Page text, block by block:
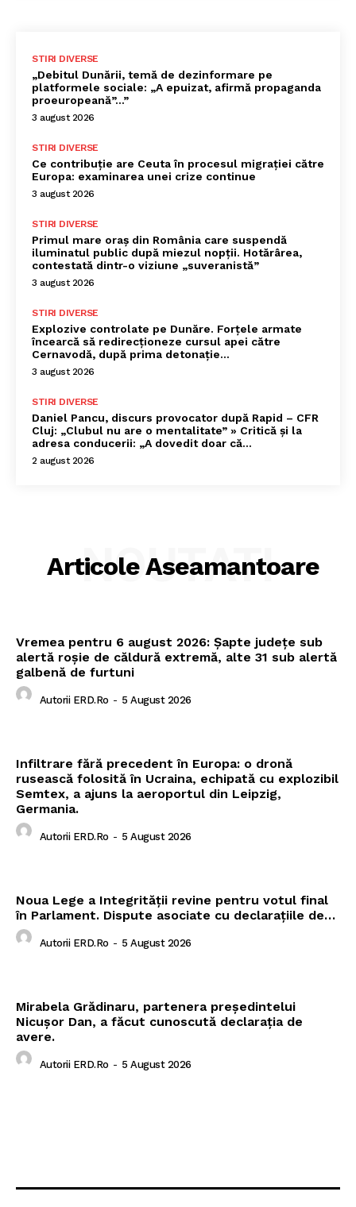
STIRI DIVERSE
„Debitul Dunării, temă de dezinformare pe
platformele sociale: „A epuizat, afirmă propaganda
proeuropeană”…”
3 august 2026
STIRI DIVERSE
Ce contribuție are Ceuta în procesul migrației către
Europa: examinarea unei crize continue
3 august 2026
STIRI DIVERSE
Primul mare oraș din România care suspendă
iluminatul public după miezul nopții. Hotărârea,
contestată dintr-o viziune „suveranistă”
3 august 2026
STIRI DIVERSE
Explozive controlate pe Dunăre. Forțele armate
încearcă să redirecționeze cursul apei către
Cernavodă, după prima detonație…
3 august 2026
STIRI DIVERSE
Daniel Pancu, discurs provocator după Rapid – CFR
Cluj: „Clubul nu are o mentalitate” » Critică și la
adresa conducerii: „A dovedit doar că...
2 august 2026
Articole Aseamantoare
NOUTATI
Vremea pentru 6 august 2026: Șapte județe sub
alertă roșie de căldură extremă, alte 31 sub alertă
galbenă de furtuni
Autorii ERD.ro - 5 August 2026
Infiltrare fără precedent în Europa: o dronă
rusească folosită în Ucraina, echipată cu explozibil
Semtex, a ajuns la aeroportul din Leipzig,
Germania.
Autorii ERD.ro - 5 August 2026
Noua Lege a Integrității revine pentru votul final
în Parlament. Dispute asociate cu declarațiile de…
Autorii ERD.ro - 5 August 2026
Mirabela Grădinaru, partenera președintelui
Nicușor Dan, a făcut cunoscută declarația de
avere.
Autorii ERD.ro - 5 August 2026